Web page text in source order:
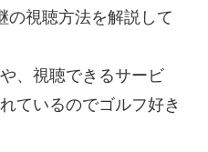
の視聴方法を解説して
、視聴できるサービ
ているのでゴルフ好き